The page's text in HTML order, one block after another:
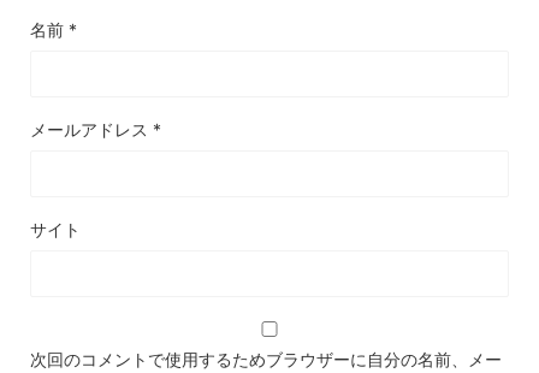
名前 *
メールアドレス *
サイト
次回のコメントで使用するためブラウザーに自分の名前、メー